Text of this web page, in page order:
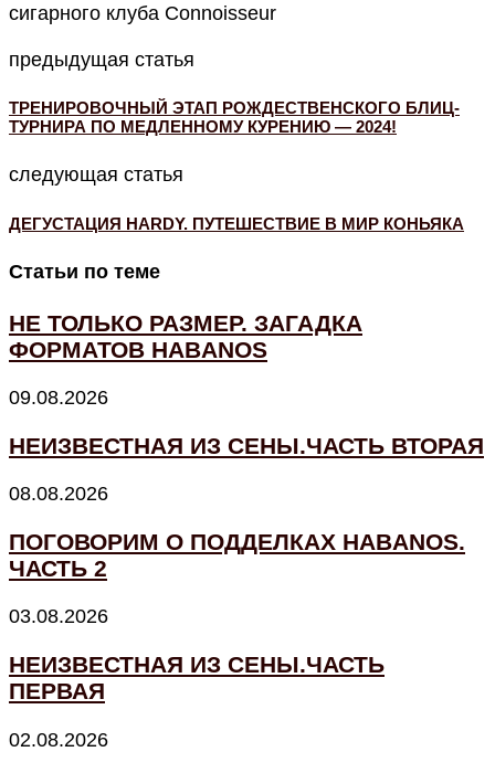
сигарного клуба Connoisseur
предыдущая статья
ТРЕНИРОВОЧНЫЙ ЭТАП РОЖДЕСТВЕНСКОГО БЛИЦ-
ТУРНИРА ПО МЕДЛЕННОМУ КУРЕНИЮ — 2024!
следующая статья
ДЕГУСТАЦИЯ HARDY. ПУТЕШЕСТВИЕ В МИР КОНЬЯКА
Статьи по теме
НЕ ТОЛЬКО РАЗМЕР. ЗАГАДКА
ФОРМАТОВ HABANOS
09.08.2026
НЕИЗВЕСТНАЯ ИЗ СЕНЫ.ЧАСТЬ ВТОРАЯ
08.08.2026
ПОГОВОРИМ О ПОДДЕЛКАХ HABANOS.
ЧАСТЬ 2
03.08.2026
НЕИЗВЕСТНАЯ ИЗ СЕНЫ.ЧАСТЬ
ПЕРВАЯ
02.08.2026